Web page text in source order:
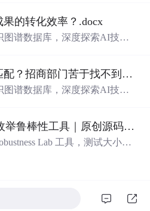
的转化效率？.docx
图谱数据库，深度探索AI技术
案，推动科技创新与产业创新产业招商如何精准匹配？招商部门苦于找不到符合产业链补链强链方向的目标企业怎么办？.docx
图谱数据库，深度探索AI技术
案，推动科技创新与产业创新大模型工具Schema枚举鲁棒性工具｜原创源码+测试+离线报告
Lab 工具，测试大小
、运行说明、功能清单、MIT
。运行时零第三方依赖，不包含